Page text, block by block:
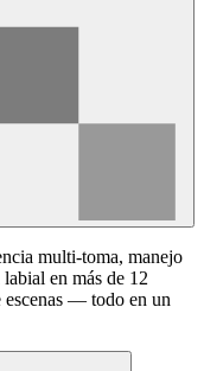
multi-toma, manejo
en más de 12
escenas — todo en un